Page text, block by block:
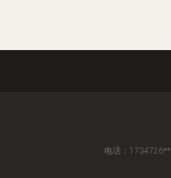
电话：1734726**